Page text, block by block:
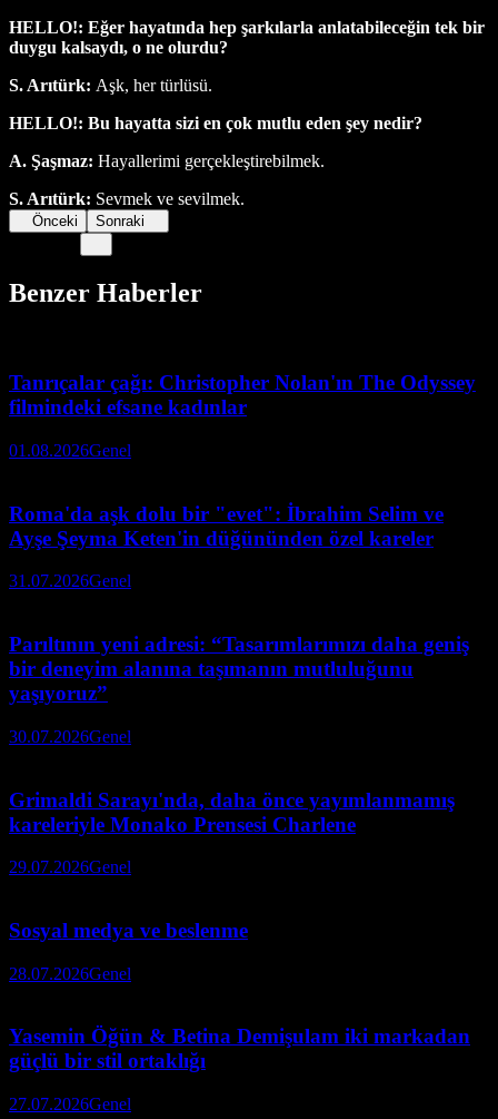
HELLO!: Eğer hayatında hep şarkılarla anlatabileceğin tek bir
duygu kalsaydı, o ne olurdu?
S. Arıtürk: Aşk, her türlüsü.
HELLO!: Bu hayatta sizi en çok mutlu eden şey nedir?
A. Şaşmaz: Hayallerimi gerçekleştirebilmek.
S. Arıtürk: Sevmek ve sevilmek.
Önceki Sonraki
Benzer Haberler
Tanrıçalar çağı: Christopher Nolan'ın The Odyssey
filmindeki efsane kadınlar
01.08.2026Genel
Roma'da aşk dolu bir "evet": İbrahim Selim ve
Ayşe Şeyma Keten'in düğününden özel kareler
31.07.2026Genel
Parıltının yeni adresi: “Tasarımlarımızı daha geniş
bir deneyim alanına taşımanın mutluluğunu
yaşıyoruz”
30.07.2026Genel
Grimaldi Sarayı'nda, daha önce yayımlanmamış
kareleriyle Monako Prensesi Charlene
29.07.2026Genel
Sosyal medya ve beslenme
28.07.2026Genel
Yasemin Öğün & Betina Demişulam iki markadan
güçlü bir stil ortaklığı
27.07.2026Genel